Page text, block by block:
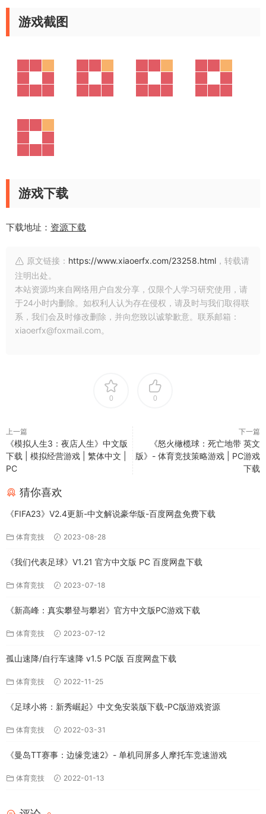
游戏截图
游戏下载
下载地址： 资源下载
原文链接： https://www.xiaoerfx.com/23258.html ，转载请
注明出处。
本站资源均来自网络用户自发分享，仅限个人学习研究使用，请
于24小时内删除。如权利人认为存在侵权，请及时与我们取得联
系，我们会及时修改删除，并向您致以诚挚歉意。联系邮箱：
xiaoerfx@foxmail.com。
0 0
上一篇
《模拟人生3：夜店人生》中文版
下载 | 模拟经营游戏 | 繁体中文 |
PC
下一篇
《怒火橄榄球：死亡地带 英文
版》- 体育竞技策略游戏 | PC游戏
下载
猜你喜欢
《FIFA23》V2.4更新-中文解说豪华版-百度网盘免费下载
体育竞技 2023-08-28
《我们代表足球》V1.21 官方中文版 PC 百度网盘下载
体育竞技 2023-07-18
《新高峰：真实攀登与攀岩》官方中文版PC游戏下载
体育竞技 2023-07-12
孤山速降/自行车速降 v1.5 PC版 百度网盘下载
体育竞技 2022-11-25
《足球小将：新秀崛起》中文免安装版下载-PC版游戏资源
体育竞技 2022-03-31
《曼岛TT赛事：边缘竞速2》- 单机同屏多人摩托车竞速游戏
体育竞技 2022-01-13